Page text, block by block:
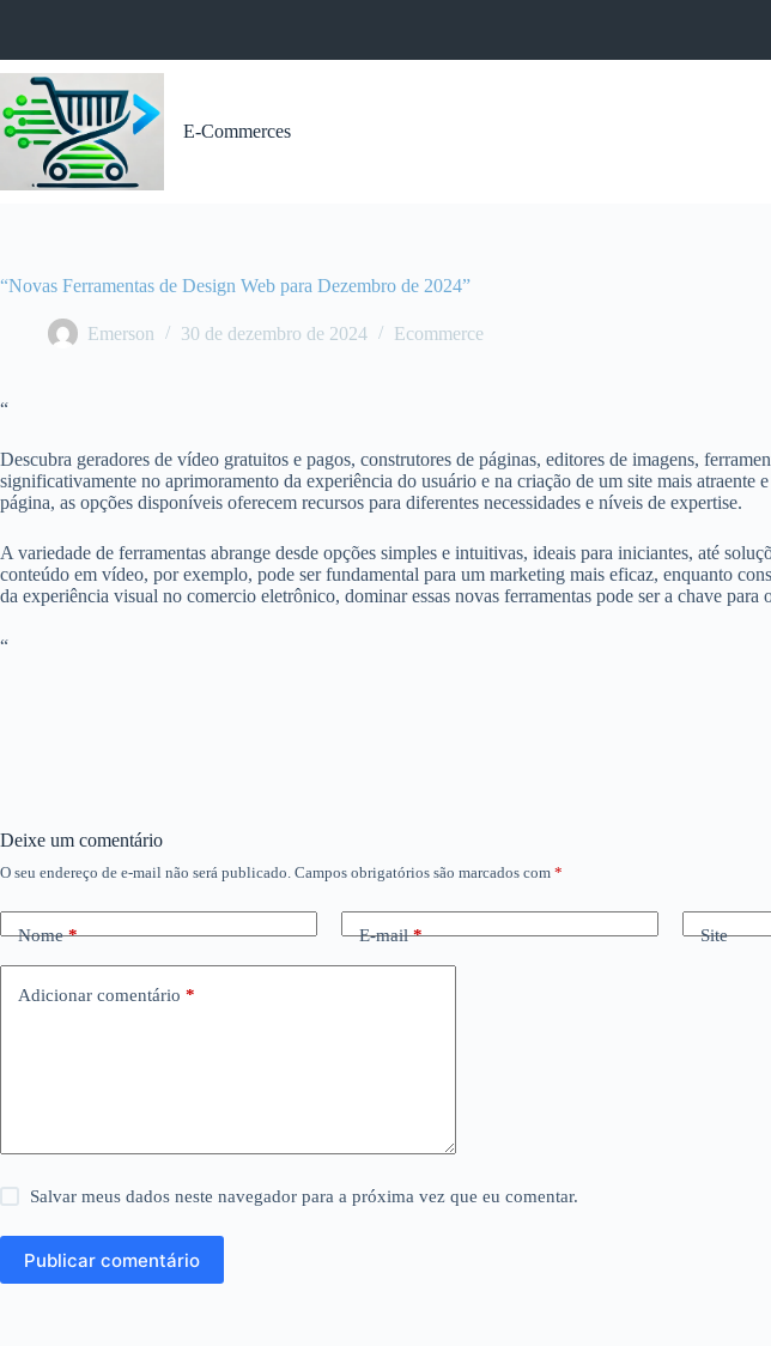
conteúdo
E-Commerces
“Novas Ferramentas de Design Web para Dezembro de 2024”
Emerson 30 de dezembro de 2024 Ecommerce
“
Descubra geradores de vídeo gratuitos e pagos, construtores de páginas, editores de imagens,
significativamente no aprimoramento da experiência do usuário e na criação de um site mais
página, as opções disponíveis oferecem recursos para diferentes necessidades e níveis de expertise.
A variedade de ferramentas abrange desde opções simples e intuitivas, ideais para iniciantes, até
conteúdo em vídeo, por exemplo, pode ser fundamental para um marketing mais eficaz, enquanto
da experiência visual no comercio eletrônico, dominar essas novas ferramentas pode ser a chave para
“
Deixe um comentário
O seu endereço de e-mail não será publicado. Campos obrigatórios são marcados com *
Nome* E-mail* Site
Adicionar comentário *
Salvar meus dados neste navegador para a próxima vez que eu comentar.
Publicar comentário